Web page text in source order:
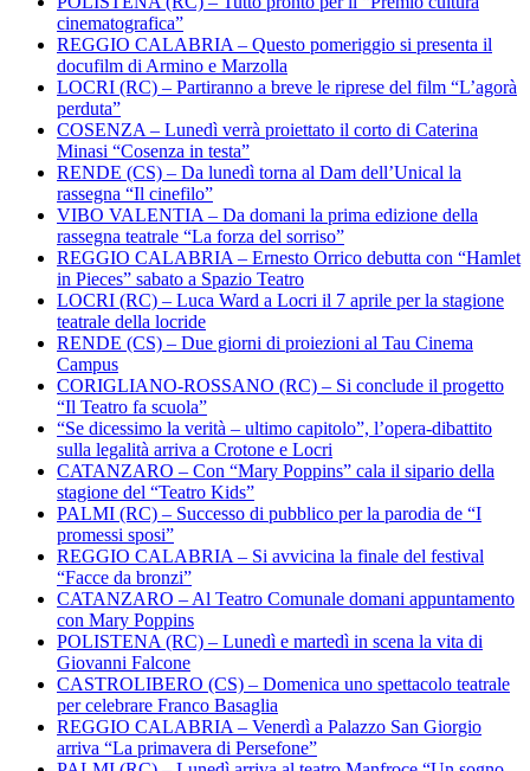
cinematografica”
REGGIO CALABRIA – Questo pomeriggio si presenta il
docufilm di Armino e Marzolla
LOCRI (RC) – Partiranno a breve le riprese del film “L’agorà
perduta”
COSENZA – Lunedì verrà proiettato il corto di Caterina
Minasi “Cosenza in testa”
RENDE (CS) – Da lunedì torna al Dam dell’Unical la
rassegna “Il cinefilo”
VIBO VALENTIA – Da domani la prima edizione della
rassegna teatrale “La forza del sorriso”
REGGIO CALABRIA – Ernesto Orrico debutta con “Hamlet
in Pieces” sabato a Spazio Teatro
LOCRI (RC) – Luca Ward a Locri il 7 aprile per la stagione
teatrale della locride
RENDE (CS) – Due giorni di proiezioni al Tau Cinema
Campus
CORIGLIANO-ROSSANO (RC) – Si conclude il progetto
“Il Teatro fa scuola”
“Se dicessimo la verità – ultimo capitolo”, l’opera-dibattito
sulla legalità arriva a Crotone e Locri
CATANZARO – Con “Mary Poppins” cala il sipario della
stagione del “Teatro Kids”
PALMI (RC) – Successo di pubblico per la parodia de “I
promessi sposi”
REGGIO CALABRIA – Si avvicina la finale del festival
“Facce da bronzi”
CATANZARO – Al Teatro Comunale domani appuntamento
con Mary Poppins
POLISTENA (RC) – Lunedì e martedì in scena la vita di
Giovanni Falcone
CASTROLIBERO (CS) – Domenica uno spettacolo teatrale
per celebrare Franco Basaglia
REGGIO CALABRIA – Venerdì a Palazzo San Giorgio
arriva “La primavera di Persefone”